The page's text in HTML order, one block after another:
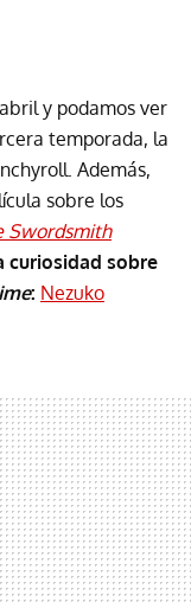
y podamos ver
temporada, la
Además,
sobre los
Swordsmith
curiosidad sobre
: Nezuko